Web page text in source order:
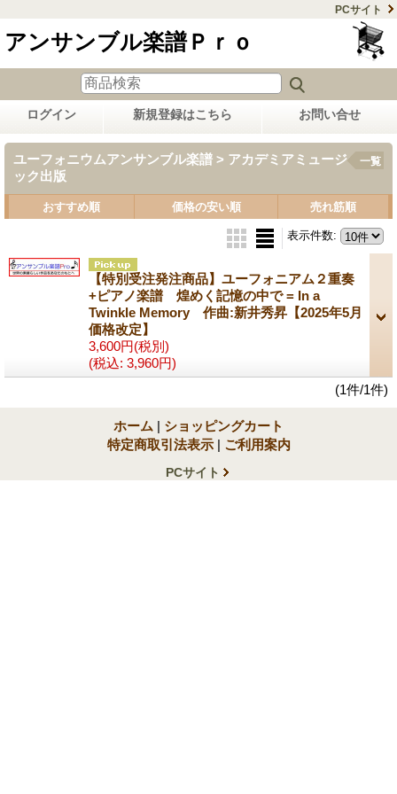
PCサイト
アンサンブル楽譜Ｐｒｏ
ログイン 新規登録はこちら お問い合せ
ユーフォニウムアンサンブル楽譜 > アカデミアミュージ
ック出版
一覧
おすすめ順 価格の安い順 売れ筋順
表示件数:
【特別受注発注商品】ユーフォニアム２重奏
+ピアノ楽譜 煌めく記憶の中で = In a
Twinkle Memory 作曲:新井秀昇【2025年5月
価格改定】
3,600円(税別)
(税込: 3,960円)
(1件/1件)
ホーム | ショッピングカート
特定商取引法表示 | ご利用案内
PCサイト